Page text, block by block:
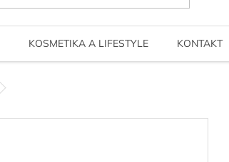
KOSMETIKA A LIFESTYLE KONTAKT